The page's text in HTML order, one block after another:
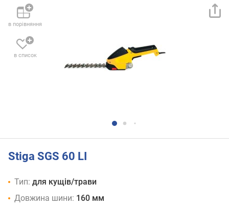
в порівняння
в список
Stiga SGS 60 LI
Тип: для кущів/трави
Довжина шини: 160 мм